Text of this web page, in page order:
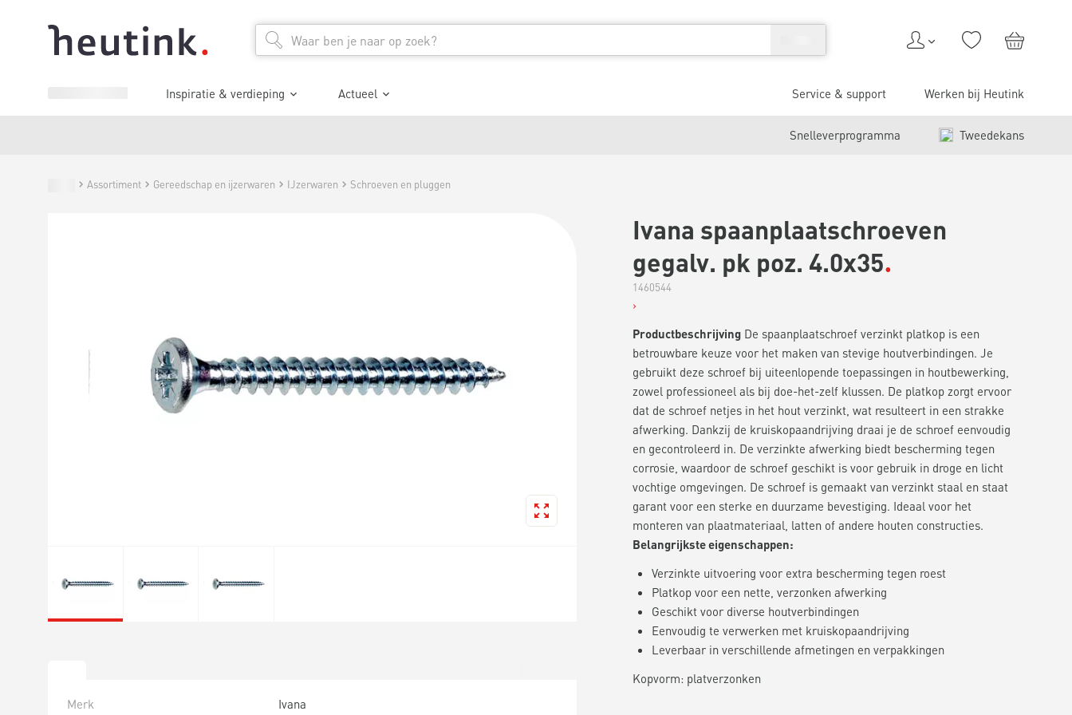
Inspiratie & verdieping Actueel Service & support Werken bij Heutink
Snelleverprogramma Tweedekans
Assortiment Gereedschap en ijzerwaren IJzerwaren Schroeven en pluggen
Ivana spaanplaatschroeven
gegalv. pk poz. 4.0x35
1460544
Productbeschrijving De spaanplaatschroef verzinkt platkop is een
betrouwbare keuze voor het maken van stevige houtverbindingen. Je
gebruikt deze schroef bij uiteenlopende toepassingen in houtbewerking,
zowel professioneel als bij doe-het-zelf klussen. De platkop zorgt ervoor
dat de schroef netjes in het hout verzinkt, wat resulteert in een strakke
afwerking. Dankzij de kruiskopaandrijving draai je de schroef eenvoudig
en gecontroleerd in. De verzinkte afwerking biedt bescherming tegen
corrosie, waardoor de schroef geschikt is voor gebruik in droge en licht
vochtige omgevingen. De schroef is gemaakt van verzinkt staal en staat
garant voor een sterke en duurzame bevestiging. Ideaal voor het
monteren van plaatmateriaal, latten of andere houten constructies.
Belangrijkste eigenschappen:
Verzinkte uitvoering voor extra bescherming tegen roest
Platkop voor een nette, verzonken afwerking
Geschikt voor diverse houtverbindingen
Eenvoudig te verwerken met kruiskopaandrijving
Leverbaar in verschillende afmetingen en verpakkingen
Kopvorm: platverzonken
Merk
Ivana